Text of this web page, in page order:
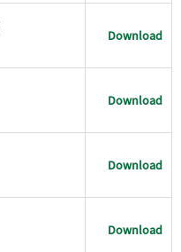
Download
Download
Download
Download